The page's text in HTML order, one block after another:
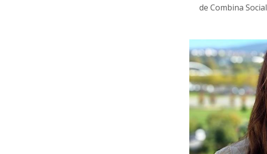
de Combina Social